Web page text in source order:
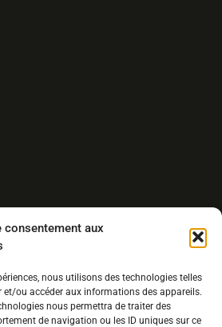
consentement aux
nous utilisons des technologies telles
et/ou accéder aux informations des appareils.
nous permettra de traiter des
de navigation ou les ID uniques sur ce
(581) 998-4988